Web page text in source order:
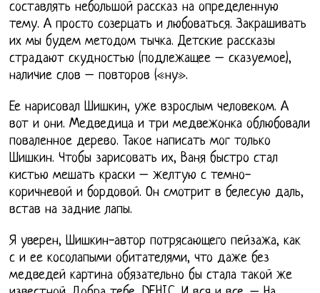
составлять небольшой рассказ на определенную
тему. А просто созерцать и любоваться. Закрашивать
их мы будем методом тычка. Детские рассказы
страдают скудностью (подлежащее – сказуемое),
наличие слов – повторов («ну».
Ее нарисовал Шишкин, уже взрослым человеком. А
вот и они. Медведица и три медвежонка облюбовали
поваленное дерево. Такое написать мог только
Шишкин. Чтобы зарисовать их, Ваня быстро стал
кистью мешать краски – желтую с темно-
коричневой и бордовой. Он смотрит в белесую даль,
встав на задние лапы.
Я уверен, Шишкин-автор потрясающего пейзажа, как
с и ее косолапыми обитателями, что даже без
медведей картина обязательно бы стала такой же